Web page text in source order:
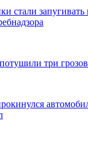
стали запугивать
три